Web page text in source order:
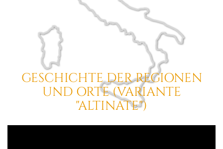
GESCHICHTE DER REGIONEN
UND ORTE(VARIANTE
"ALTINATE")